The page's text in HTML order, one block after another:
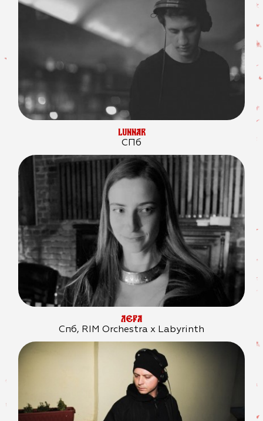
LUNNAR
СПб
ЛЕРА
Спб, RIM Orchestra x Labyrinth